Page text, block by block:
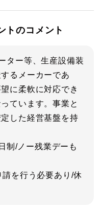
トのコメント
ター等、生産設備装
るメーカーであ
に柔軟に対応でき
ています。事業と
した経営基盤を持
制/ノー残業デーも
を行う必要あり/休